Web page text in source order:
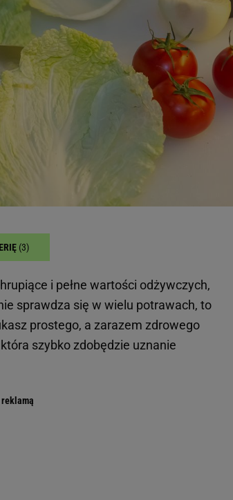
(3)
i pełne wartości odżywczych,
sprawdza się w wielu potrawach, to
prostego, a zarazem zdrowego
szybko zdobędzie uznanie